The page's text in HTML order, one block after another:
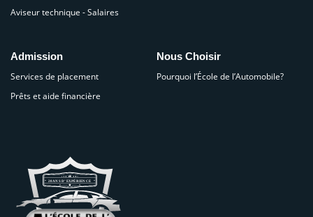
Aviseur technique - Salaires
Admission
Services de placement
Prêts et aide financière
Nous Choisir
Pourquoi l’École de l’Automobile?